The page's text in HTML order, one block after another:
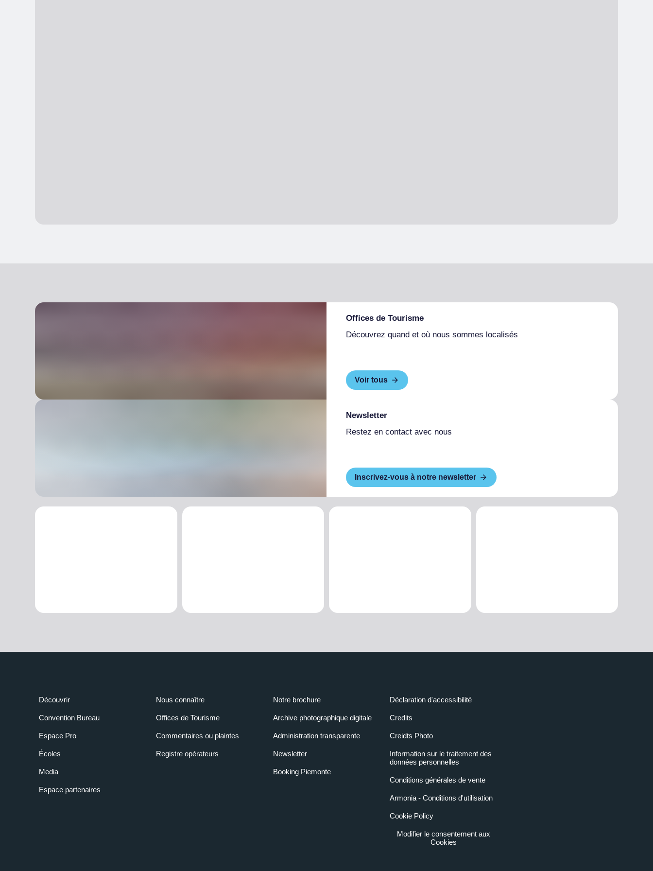
Offices de Tourisme
Découvrez quand et où nous sommes localisés
Voir tous
Newsletter
Restez en contact avec nous
Inscrivez-vous à notre newsletter
Découvrir
Convention Bureau
Espace Pro
Écoles
Media
Espace partenaires
Nous connaître
Offices de Tourisme
Commentaires ou plaintes
Registre opérateurs
Notre brochure
Archive photographique digitale
Administration transparente
Newsletter
Booking Piemonte
Déclaration d'accessibilité
Credits
Creidts Photo
Information sur le traitement des
données personnelles
Conditions générales de vente
Armonia - Conditions d'utilisation
Cookie Policy
Modifier le consentement aux
Cookies